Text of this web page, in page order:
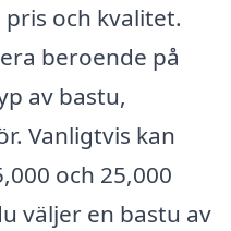
och kvalitet.
beroende på
av bastu,
Vanligtvis kan
och 25,000
väljer en bastu av